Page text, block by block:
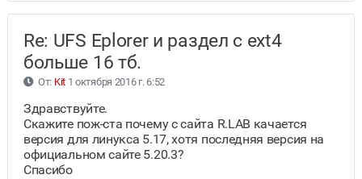
Re: UFS Eplorer и раздел с ext4
больше 16 тб.
От: Kit1 октября 2016 г. 6:52
Здравствуйте.
Скажите пож-ста почему с сайта R.LAB качается
версия для линукса 5.17, хотя последняя версия на
официальном сайте 5.20.3?
Спасибо